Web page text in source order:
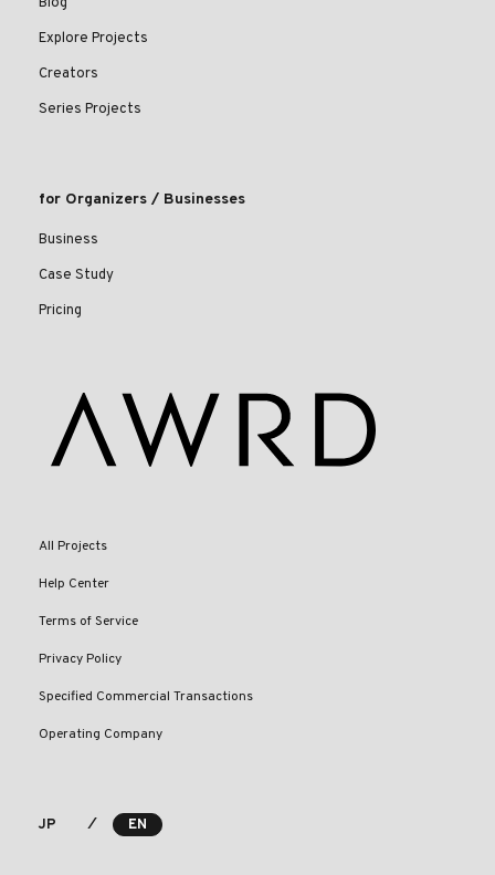
Explore Projects
Creators
Series Projects
for Organizers / Businesses
Business
Case Study
Pricing
All Projects
Help Center
Terms of Service
Privacy Policy
Specified Commercial Transactions
Operating Company
JP ⁄ EN